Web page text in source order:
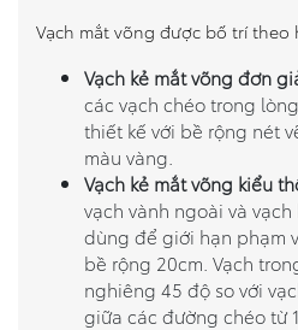
Vạch mắt võng được bố trí theo
Vạch kẻ mắt võng đơn
các vạch chéo trong
thiết kế với bề rộng nét
màu vàng.
Vạch kẻ mắt võng kiểu
vạch vành ngoài và
dùng để giới hạn phạm
bề rộng 20cm. Vạch
nghiêng 45 độ so với
giữa các đường chéo từ